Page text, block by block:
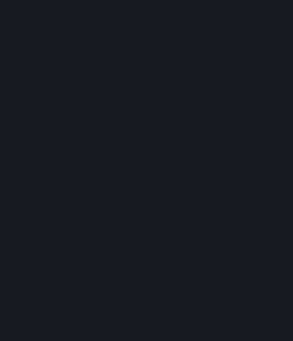
, Вие можете да
на сумата за Steam хардуер и
Можете да получите пълно
закупен в Steam магазина. Стига
не е бил прехвърлен и ако общото
по-малко от два часа. Ако даден
игра или сваляемо съдържание,
ще Ви уведоми дали целия комплект